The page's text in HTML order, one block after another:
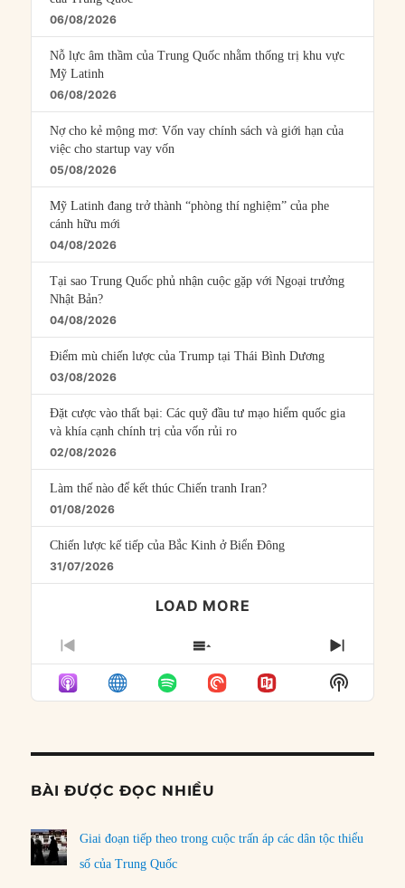
06/08/2026
Nỗ lực âm thầm của Trung Quốc nhằm thống trị khu vực
Mỹ Latinh
06/08/2026
Nợ cho kẻ mộng mơ: Vốn vay chính sách và giới hạn của
việc cho startup vay vốn
05/08/2026
Mỹ Latinh đang trở thành “phòng thí nghiệm” của phe
cánh hữu mới
04/08/2026
Tại sao Trung Quốc phủ nhận cuộc gặp với Ngoại trưởng
Nhật Bản?
04/08/2026
Điểm mù chiến lược của Trump tại Thái Bình Dương
03/08/2026
Đặt cược vào thất bại: Các quỹ đầu tư mạo hiểm quốc gia
và khía cạnh chính trị của vốn rủi ro
02/08/2026
Làm thế nào để kết thúc Chiến tranh Iran?
01/08/2026
Chiến lược kế tiếp của Bắc Kinh ở Biển Đông
31/07/2026
LOAD MORE
PREVIOUS
EPISODE
SHOW
EPISODES
LIST
NEXT
Show
Podcast
BÀI ĐƯỢC ĐỌC NHIỀU
Giai đoạn tiếp theo trong cuộc trấn áp các dân tộc thiểu
số của Trung Quốc